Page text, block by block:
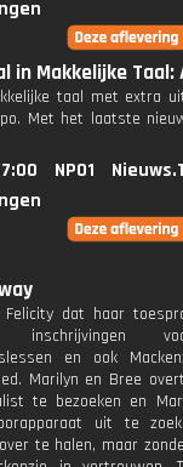
in Makkelijke Taal:
taal met extra
Met het laatste
NPO1
Felicity dat haar
en ook
Marilyn en Bree
te bezoeken en
uit te
te halen, maar